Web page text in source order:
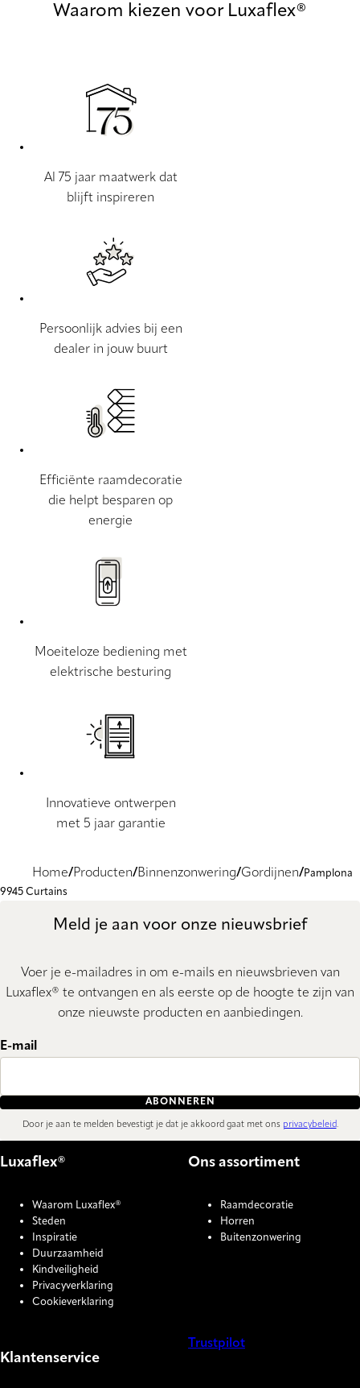
Waarom kiezen voor Luxaflex®
Al 75 jaar maatwerk dat
blijft inspireren
Persoonlijk advies bij een
dealer in jouw buurt
Efficiënte raamdecoratie
die helpt besparen op
energie
Moeiteloze bediening met
elektrische besturing
Innovatieve ontwerpen
met 5 jaar garantie
Home Producten Binnenzonwering Gordijnen
Pamplona
9945 Curtains
Meld je aan voor onze nieuwsbrief
Voer je e-mailadres in om e-mails en nieuwsbrieven van
Luxaflex® te ontvangen en als eerste op de hoogte te zijn van
onze nieuwste producten en aanbiedingen.
E-mail
ABONNEREN
Door je aan te melden bevestigt je dat je akkoord gaat met ons privacybeleid.
Luxaflex®
Waarom Luxaflex®
Steden
Inspiratie
Duurzaamheid
Kindveiligheid
Privacyverklaring
Cookieverklaring
Ons assortiment
Raamdecoratie
Horren
Buitenzonwering
Klantenservice
Trustpilot